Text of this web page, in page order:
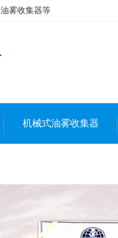
雾收集器等
机械式油雾收集器